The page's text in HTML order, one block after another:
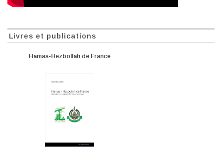
Livres et publications
Hamas-Hezbollah de France